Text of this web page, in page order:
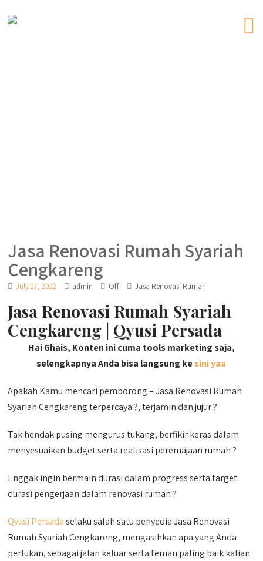
Jasa Renovasi Rumah Syariah
Cengkareng
July 27, 2022 admin Off Jasa Renovasi Rumah
Jasa Renovasi Rumah Syariah
Cengkareng | Qyusi Persada
Hai Ghais, Konten ini cuma tools marketing saja,
selengkapnya Anda bisa langsung kesini yaa
Apakah Kamu mencari pemborong – Jasa Renovasi Rumah
Syariah Cengkareng terpercaya ?, terjamin dan jujur ?
Tak hendak pusing mengurus tukang, berfikir keras dalam
menyesuaikan budget serta realisasi peremajaan rumah ?
Enggak ingin bermain durasi dalam progress serta target
durasi pengerjaan dalam renovasi rumah ?
Qyusi Persadaselaku salah satu penyedia Jasa Renovasi
Rumah Syariah Cengkareng, mengasihkan apa yang Anda
perlukan, sebagai jalan keluar serta teman paling baik kalian